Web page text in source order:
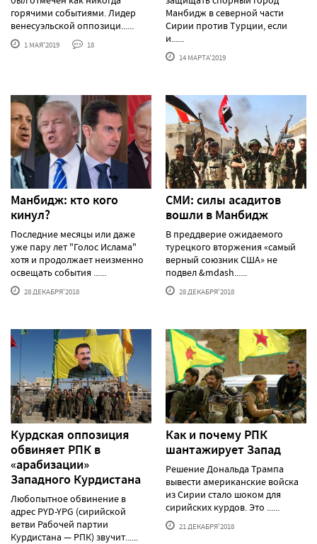
горячими событиями. Лидер
венесуэльской оппозици......
1 МАЯ'2019 18
Манбидж в северной части
Сирии против Турции, если
и......
14 МАРТА'2019
Манбидж: кто кого
кинул?
Последние месяцы или даже
уже пару лет "Голос Ислама"
хотя и продолжает неизменно
освещать события ......
28 ДЕКАБРЯ'2018
СМИ: силы асадитов
вошли в Манбидж
В преддверие ожидаемого
турецкого вторжения «самый
верный союзник США» не
подвел &mdash......
28 ДЕКАБРЯ'2018
Курдская оппозиция
обвиняет РПК в
«арабизации»
Западного Курдистана
Любопытное обвинение в
адрес PYD-YPG (сирийской
ветви Рабочей партии
Курдистана — РПК) звучит......
Как и почему РПК
шантажирует Запад
Решение Дональда Трампа
вывести американские войска
из Сирии стало шоком для
сирийских курдов. Это ......
21 ДЕКАБРЯ'2018